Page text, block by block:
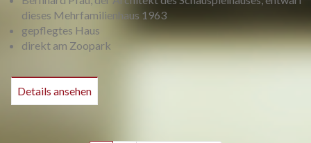
dieses Mehrfamilienhaus 1963
gepflegtes Haus
direkt am Zoopark
Details ansehen